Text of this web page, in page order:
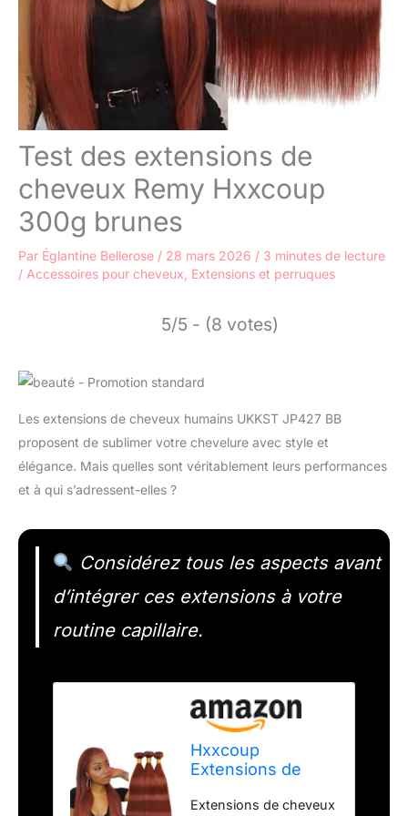
Test des extensions de
cheveux Remy Hxxcoup
300g brunes
Par Églantine Bellerose / 28 mars 2026 / 3 minutes de lecture
/ Accessoires pour cheveux Extensions et perruques
5/5 - (8 votes)
Les extensions de cheveux humains UKKST JP427 BB
proposent de sublimer votre chevelure avec style et
élégance. Mais quelles sont véritablement leurs performances
et à qui s’adressent-elles ?
Considérez tous les aspects avant
d’intégrer ces extensions à votre
routine capillaire.
Hxxcoup
Extensions de
brésiliens vierges
Extensions de cheveux